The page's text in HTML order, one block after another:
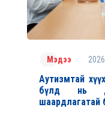
Мэдээ
Аутизмтай
бүлд нь
шаардлагатай